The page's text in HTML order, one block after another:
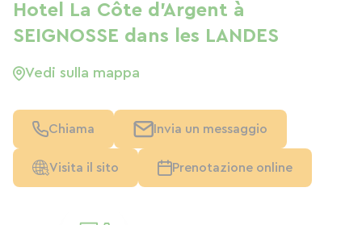
Hotel La Côte d'Argent à
SEIGNOSSE dans les LANDES
Vedi sulla mappa
Chiama Invia un messaggio
Visita il sito Prenotazione online